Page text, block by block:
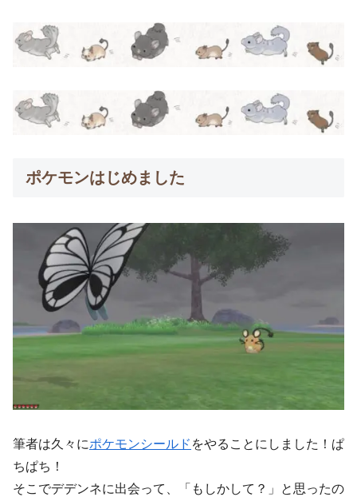
ポケモンはじめました
筆者は久々にポケモンシールド をやることにしました！ぱ
ちぱち！
そこでデデンネに出会って、「もしかして？」と思ったの